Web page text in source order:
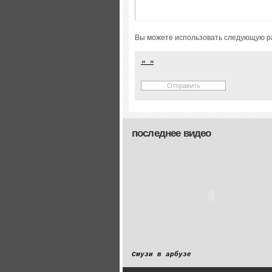
Вы можете использовать следующую
последнее видео
Смузи в арбузе